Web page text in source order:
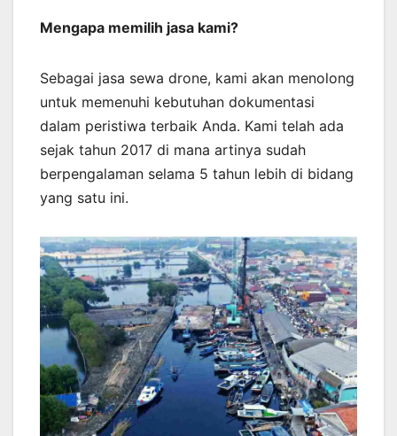
Mengapa memilih jasa kami?
Sebagai jasa sewa drone, kami akan menolong
untuk memenuhi kebutuhan dokumentasi
dalam peristiwa terbaik Anda. Kami telah ada
sejak tahun 2017 di mana artinya sudah
berpengalaman selama 5 tahun lebih di bidang
yang satu ini.